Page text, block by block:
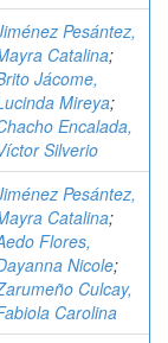
Pesántez,
Catalina;
Jácome,
Mireya;
Encalada,
Silverio
Pesántez,
Catalina;
Flores,
Nicole;
Culcay,
Carolina